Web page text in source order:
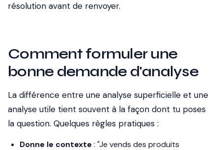
résolution avant de renvoyer.
Comment formuler une
bonne demande d'analyse
La différence entre une analyse superficielle et une
analyse utile tient souvent à la façon dont tu poses
la question. Quelques règles pratiques :
Donne le contexte : "Je vends des produits